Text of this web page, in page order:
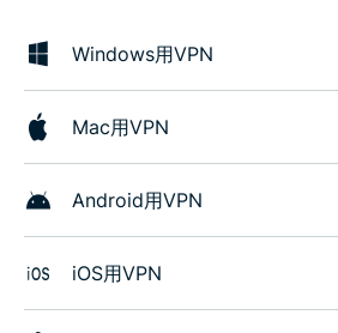
Windows用VPN
Mac用VPN
Android用VPN
iOS用VPN